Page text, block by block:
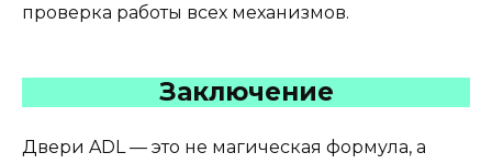
проверка работы всех механизмов.
Заключение
Двери ADL — это не магическая формула, а